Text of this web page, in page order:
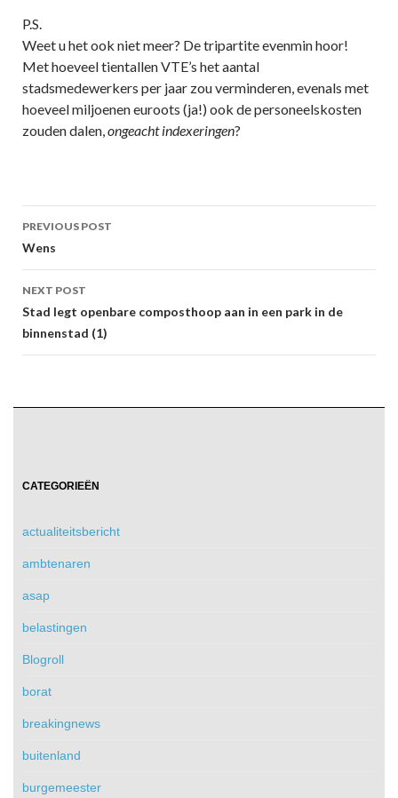
P.S.
Weet u het ook niet meer? De tripartite evenmin hoor!
Met hoeveel tientallen VTE’s het aantal
stadsmedewerkers per jaar zou verminderen, evenals met
hoeveel miljoenen euroots (ja!) ook de personeelskosten
zouden dalen,ongeacht indexeringen?
Post
navigation
PREVIOUS POST
Wens
NEXT POST
Stad legt openbare composthoop aan in een park in de
binnenstad (1)
CATEGORIEËN
actualiteitsbericht
ambtenaren
asap
belastingen
Blogroll
borat
breakingnews
buitenland
burgemeester